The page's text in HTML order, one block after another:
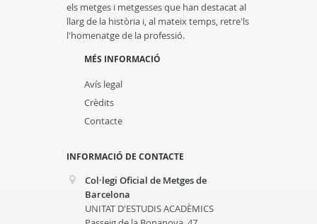
els metges i metgesses que han destacat al
llarg de la història i, al mateix temps, retre'ls
l'homenatge de la professió.
MÉS INFORMACIÓ
Avís legal
Crèdits
Contacte
INFORMACIÓ DE CONTACTE
Col·legi Oficial de Metges de
Barcelona
UNITAT D'ESTUDIS ACADÈMICS